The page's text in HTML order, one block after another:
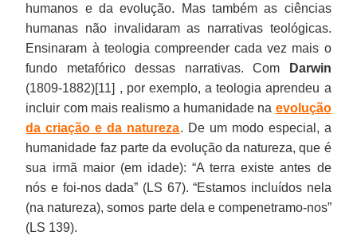
humanos e da evolução. Mas também as ciências
humanas não invalidaram as narrativas teológicas.
Ensinaram à teologia compreender cada vez mais o
fundo metafórico dessas narrativas. Com
Darwin
(1809-1882)[11] , por exemplo, a teologia aprendeu a
incluir com mais realismo a humanidade na evolução
da criação e da natureza. De um modo especial, a
humanidade faz parte da evolução da natureza, que é
sua irmã maior (em idade): “A terra existe antes de
nós e foi-nos dada” (LS 67). “Estamos incluídos nela
(na natureza), somos parte dela e compenetramo-nos”
(LS 139).